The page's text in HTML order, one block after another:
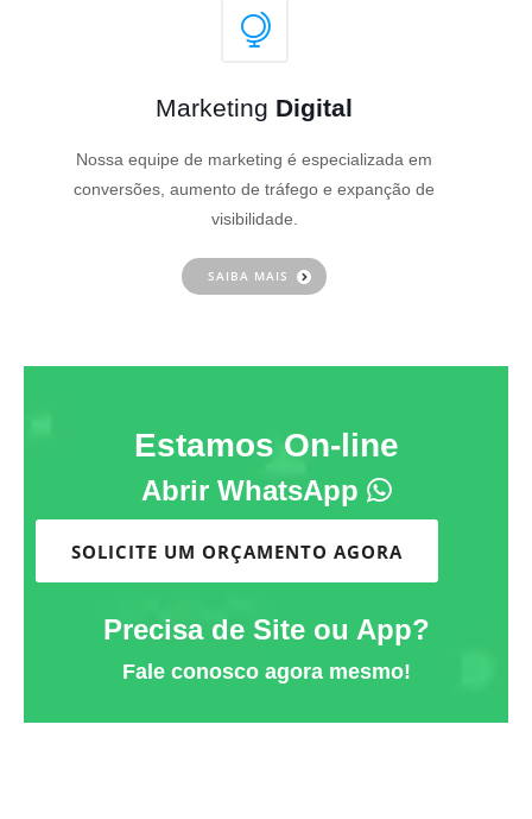
Marketing Digital
Nossa equipe de marketing é especializada em
conversões, aumento de tráfego e expanção de
visibilidade.
SAIBA MAIS
Estamos On-line
Abrir WhatsApp
SOLICITE UM ORÇAMENTO AGORA
Precisa de Site ou App?
Fale conosco agora mesmo!